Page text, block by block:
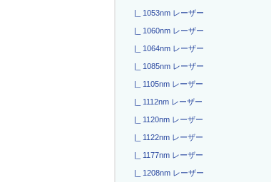
|_ 1053nm レーザー
|_ 1060nm レーザー
|_ 1064nm レーザー
|_ 1085nm レーザー
|_ 1105nm レーザー
|_ 1112nm レーザー
|_ 1120nm レーザー
|_ 1122nm レーザー
|_ 1177nm レーザー
|_ 1208nm レーザー